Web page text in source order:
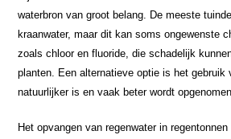
waterbron van groot belang. De meeste
kraanwater, maar dit kan soms ongewenste
zoals chloor en fluoride, die schadelijk
planten. Een alternatieve optie is het gebruik
natuurlijker is en vaak beter wordt
Het opvangen van regenwater in